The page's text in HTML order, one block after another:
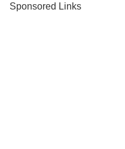
Sponsored Links